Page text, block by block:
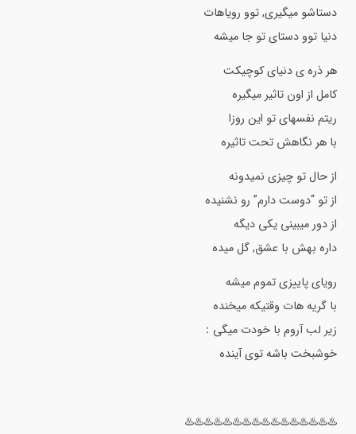
دستاشو میگیری, توو رویاهات
دنیا توو دستای تو جا میشه
هر ذره ی دنیای کوچیکت
کامل از اون تاثیر میگیره
ریتم نفسهای تو این روزا
با هر نگاهش تحت تاثیره
از حال تو چیزی نمیدونه
از تو “دوست دارم” رو نشنیده
از دور میبینی یکی دیگه
داره بهش با عشق, گل میده
رویای پاییزی تموم میشه
با گریه هات وقتیکه میخنده
زیر لب آروم با خودت میگی：
خوشبخت باشه توی آینده
♨️♨️♨️♨️♨️♨️♨️♨️♨️♨️♨️♨️♨️♨️♨️♨️